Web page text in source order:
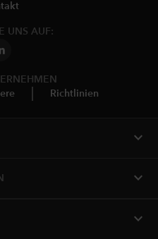
UNS AUF:
Richtlinien
expand_more
expand_more
expand_more